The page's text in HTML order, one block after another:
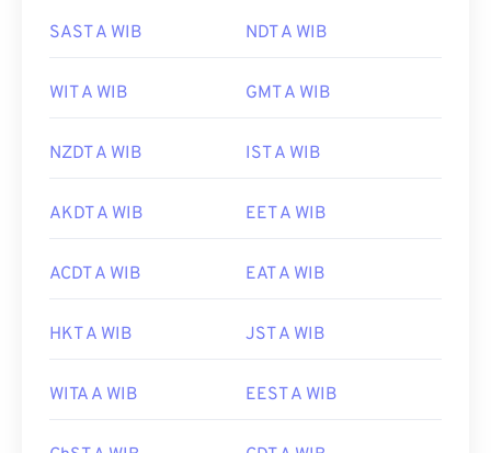
SAST A WIB NDT A WIB
WIT A WIB GMT A WIB
NZDT A WIB IST A WIB
AKDT A WIB EET A WIB
ACDT A WIB EAT A WIB
HKT A WIB JST A WIB
WITA A WIB EEST A WIB